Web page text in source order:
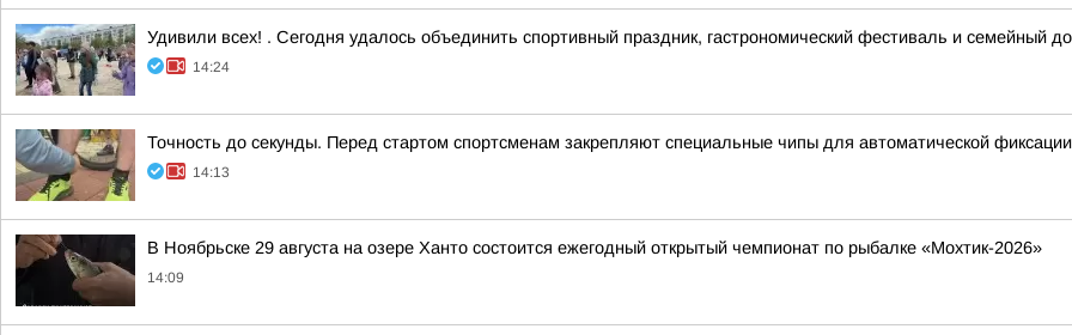
Удивили всех! . Сегодня удалось объединить спортивный праздник, гастрономический фестиваль и семейный
14:24
Точность до секунды. Перед стартом спортсменам закрепляют специальные чипы для автоматической
14:13
В Ноябрьске 29 августа на озере Ханто состоится ежегодный открытый чемпионат по рыбалке «Мохтик-2026»
14:09